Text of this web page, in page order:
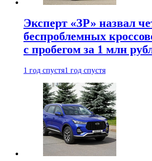
Эксперт «ЗР» назвал
беспроблемных
с пробегом за 1 млн
1 год спустя1 год спустя